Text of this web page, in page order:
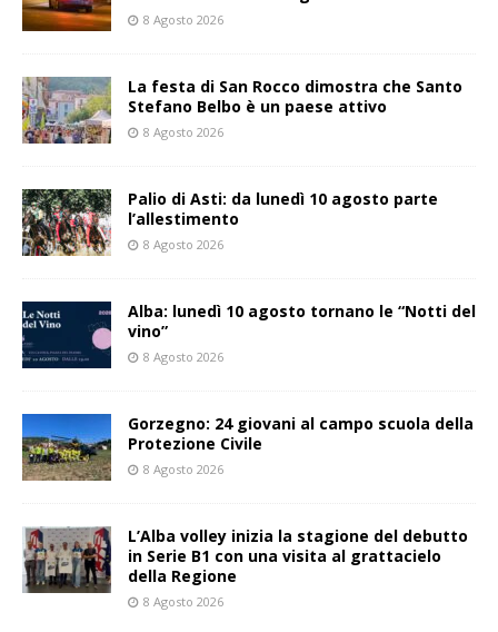
8 Agosto 2026
La festa di San Rocco dimostra che Santo
Stefano Belbo è un paese attivo
8 Agosto 2026
Palio di Asti: da lunedì 10 agosto parte
l’allestimento
8 Agosto 2026
Alba: lunedì 10 agosto tornano le “Notti del
vino”
8 Agosto 2026
Gorzegno: 24 giovani al campo scuola della
Protezione Civile
8 Agosto 2026
L’Alba volley inizia la stagione del debutto
in Serie B1 con una visita al grattacielo
della Regione
8 Agosto 2026